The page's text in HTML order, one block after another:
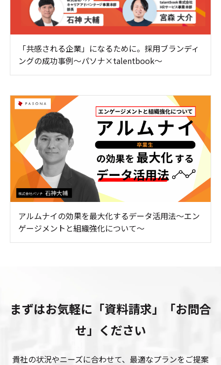
「共感される企業」になるために。採用ブランディ
ングの成功事例～パソナ×talentbook～
アルムナイの効果を最大化するデータ活用法～エン
ゲージメントと組織強化について～
まずはお気軽に「資料請求」「お問合
せ」ください
貴社の状況やニーズに合わせて、最適なプランをご提案